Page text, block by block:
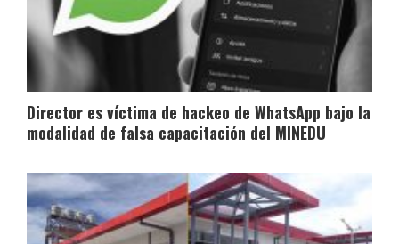
Director es víctima de hackeo de WhatsApp bajo la
modalidad de falsa capacitación del MINEDU